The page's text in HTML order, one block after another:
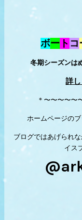
ボー ト コ
冬期シーズンは
詳
＊〜〜〜〜〜
ホームページの
ブログではあげられ
イス